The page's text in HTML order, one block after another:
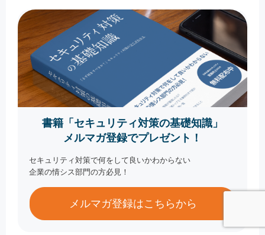
書籍「セキュリティ対策の基礎知識」
メルマガ登録でプレゼント！
セキュリティ対策で何をして良いかわからない
企業の情シス部門の方必見！
メルマガ登録はこちらから